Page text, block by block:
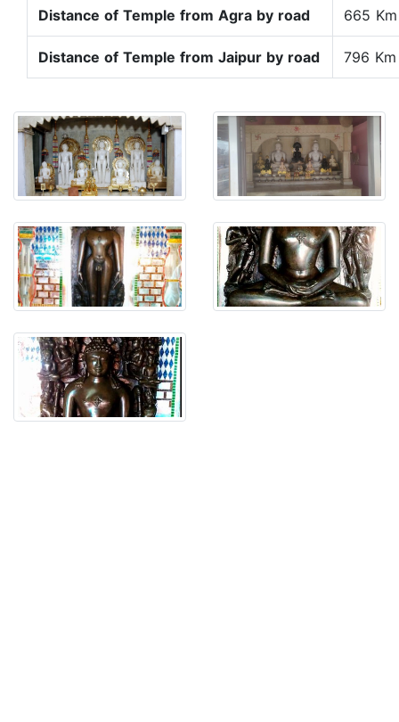
Distance of Temple from Agra by road 665
Distance of Temple from Jaipur by road 796 Km